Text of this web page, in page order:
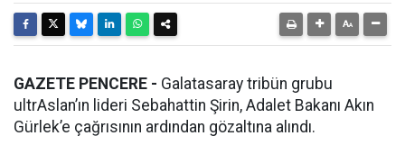
GAZETE PENCERE - Galatasaray tribün grubu
ultrAslan’ın lideri Sebahattin Şirin, Adalet Bakanı Akın
Gürlek’e çağrısının ardından gözaltına alındı.